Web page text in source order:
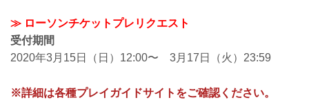
≫ ローソンチケットプレリクエスト
受付期間
2020年3月15日（日）12:00〜 3月17日（火）23:59
※詳細は各種プレイガイドサイトをご確認ください。